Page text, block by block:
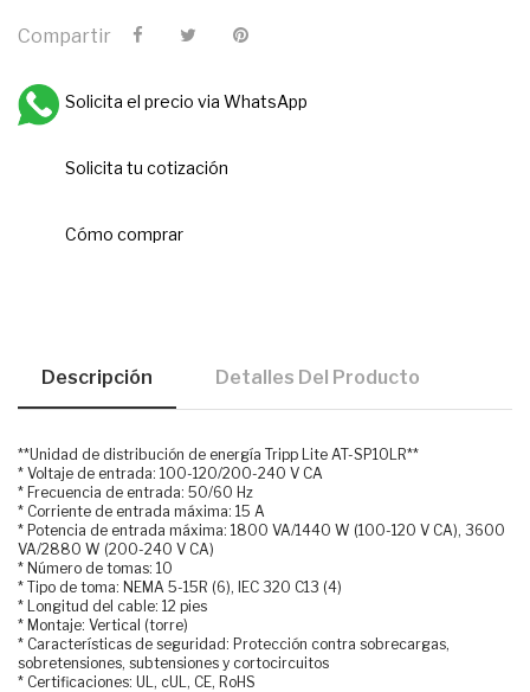
Compartir
Solicita el precio via WhatsApp
Solicita tu cotización
Cómo comprar
Descripción Detalles Del Producto
**Unidad de distribución de energía Tripp Lite AT-SP10LR**
* Voltaje de entrada: 100-120/200-240 V CA
* Frecuencia de entrada: 50/60 Hz
* Corriente de entrada máxima: 15 A
* Potencia de entrada máxima: 1800 VA/1440 W (100-120 V CA), 3600
VA/2880 W (200-240 V CA)
* Número de tomas: 10
* Tipo de toma: NEMA 5-15R (6), IEC 320 C13 (4)
* Longitud del cable: 12 pies
* Montaje: Vertical (torre)
* Características de seguridad: Protección contra sobrecargas,
sobretensiones, subtensiones y cortocircuitos
* Certificaciones: UL, cUL, CE, RoHS